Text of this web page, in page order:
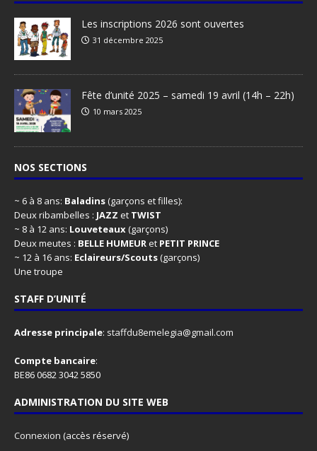
Les inscriptions 2026 sont ouvertes
31 décembre 2025
Fête d’unité 2025 – samedi 19 avril (14h – 22h)
10 mars 2025
NOS SECTIONS
~ 6 à 8 ans: Baladins(garçons et filles):
Deux ribambelles : JAZZ et TWIST
~ 8 à 12 ans: Louveteaux (garçons)
Deux meutes : BELLE HUMEUR et PETIT PRINCE
~ 12 à 16 ans: Eclaireurs/Scouts(garçons)
Une troupe
STAFF D’UNITÉ
Adresse principale: staffdu8emelegia@gmail.com
Compte bancaire:
BE86 0682 3042 5850
ADMINISTRATION DU SITE WEB
Connexion (accès réservé)